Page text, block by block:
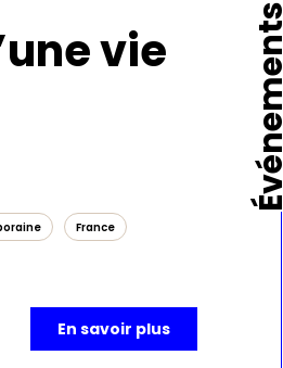
vie
France
En savoir plus
Événements